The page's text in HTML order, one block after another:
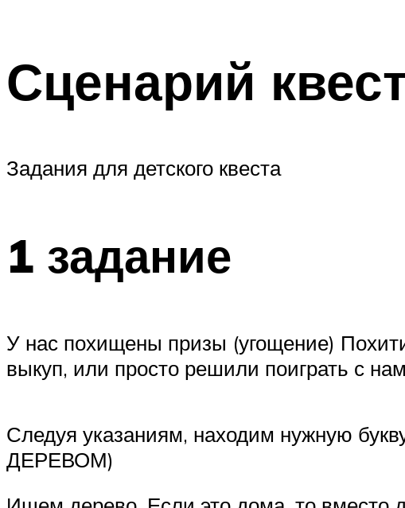
Сценарий
Задания для детского квеста
1 задание
У нас похищены призы (угощение)
выкуп, или просто решили поиграть с
Следуя указаниям, находим нужную
ДЕРЕВОМ)